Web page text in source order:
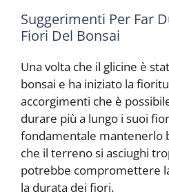
Suggerimenti Per Far
Fiori Del Bonsai
Una volta che il glicine è
bonsai e ha iniziato la
accorgimenti che è
durare più a lungo i suoi
fondamentale mantenerlo
che il terreno si asciughi
potrebbe compromettere
la durata dei fiori.